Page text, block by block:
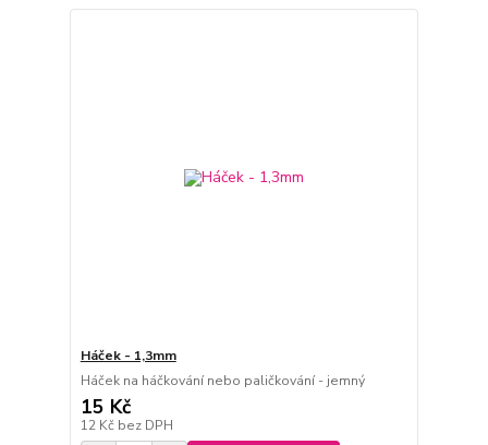
Háček - 1,3mm
Háček na háčkování nebo paličkování - jemný
15 Kč
12 Kč bez DPH